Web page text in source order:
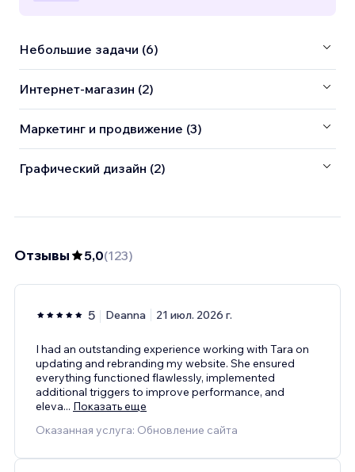
Небольшие задачи (6)
Интернет-магазин (2)
Маркетинг и продвижение (3)
Графический дизайн (2)
Отзывы 5,0(123)
5 Deanna 21 июл. 2026 г.
I had an outstanding experience working with Tara on
updating and rebranding my website. She ensured
everything functioned flawlessly, implemented
additional triggers to improve performance, and
eleva... Показать еще
Оказанная услуга: Обновление сайта